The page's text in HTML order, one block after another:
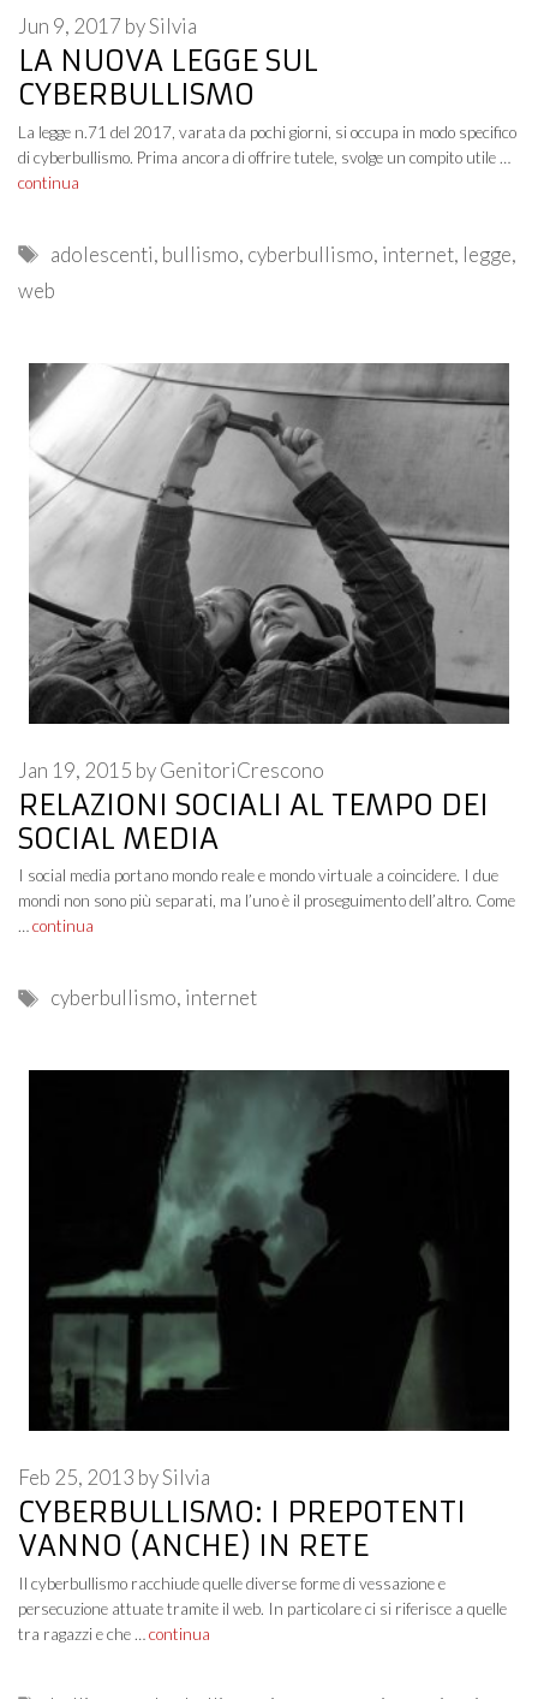
LA NUOVA LEGGE SUL
CYBERBULLISMO
Jun 9, 2017 bySilvia
La legge n.71 del 2017, varata da pochi giorni, si occupa in modo specifico
di cyberbullismo. Prima ancora di offrire tutele, svolge un compito utile …
continua
Tags
adolescenti, bullismo, cyberbullismo, internet, legge,
web
RELAZIONI SOCIALI AL TEMPO DEI
SOCIAL MEDIA
Jan 19, 2015 byGenitoriCrescono
I social media portano mondo reale e mondo virtuale a coincidere. I due
mondi non sono più separati, ma l’uno è il proseguimento dell’altro. Come
…continua
Tags
cyberbullismo, internet
CYBERBULLISMO: I PREPOTENTI
VANNO (ANCHE) IN RETE
Feb 25, 2013 bySilvia
Il cyberbullismo racchiude quelle diverse forme di vessazione e
persecuzione attuate tramite il web. In particolare ci si riferisce a quelle
tra ragazzi e che …continua